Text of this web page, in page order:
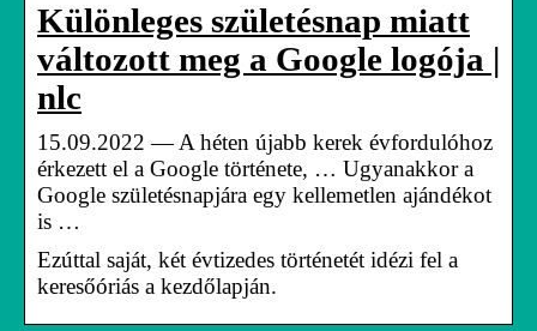
Különleges születésnap miatt
változott meg a Google logója |
nlc
15.09.2022 — A héten újabb kerek évfordulóhoz
érkezett el a Google története, … Ugyanakkor a
Google születésnapjára egy kellemetlen ajándékot
is …
Ezúttal saját, két évtizedes történetét idézi fel a
keresőóriás a kezdőlapján.